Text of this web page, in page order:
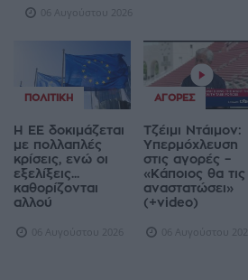
06 Αυγούστου 2026
ΠΟΛΙΤΙΚΉ
Η ΕΕ δοκιμάζεται
με πολλαπλές
κρίσεις, ενώ οι
εξελίξεις...
καθορίζονται
αλλού
06 Αυγούστου 2026
ΑΓΟΡΈΣ
Τζέιμι Ντάιμον:
Υπερμόχλευση
στις αγορές –
«Κάποιος θα τις
αναστατώσει»
(+video)
06 Αυγούστου 2026